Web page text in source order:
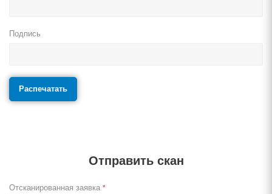
Подпись
Отправить скан
Отсканированная заявка *